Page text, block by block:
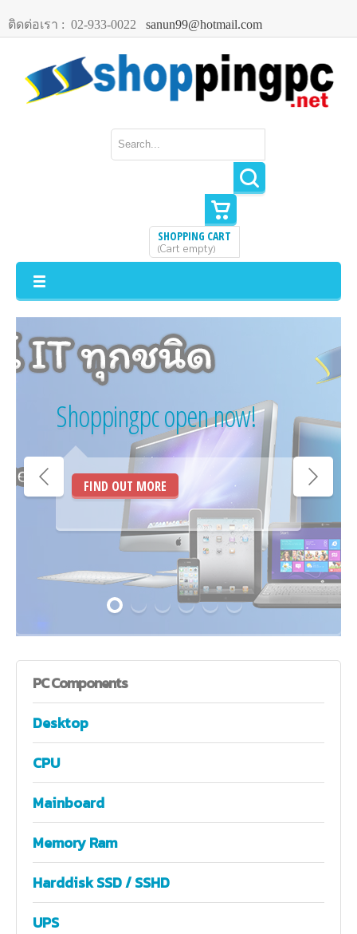
ติดต่อเรา : 02-933-0022 sanun99@hotmail.com
SHOPPING CART
(Cart empty)
Shoppingpc open now!
FIND OUT MORE
PCComponents
Desktop
CPU
Mainboard
Memory Ram
Harddisk SSD / SSHD
UPS